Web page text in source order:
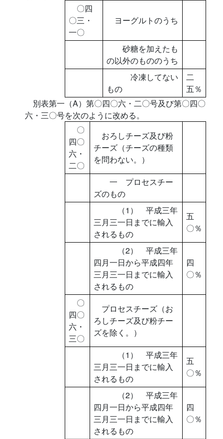
〇四
〇三・
一〇
ヨーグルトのうち
砂糖を加えたも
の以外のもののうち
冷凍してない
もの
二
五％
別表第一（A）第〇四〇六・二〇号及び第〇四〇
六・三〇号を次のように改める。
〇
四〇
六・
二〇
おろしチーズ及び粉
チーズ（チーズの種類
を問わない。）
一 プロセスチー
ズのもの
（1） 平成三年
三月三一日までに輸入
されるもの
五
〇％
（2） 平成三年
四月一日から平成四年
三月三一日までに輸入
されるもの
四
〇％
〇
四〇
六・
三〇
プロセスチーズ（お
ろしチーズ及び粉チー
ズを除く。）
（1） 平成三年
三月三一日までに輸入
されるもの
五
〇％
（2） 平成三年
四月一日から平成四年
三月三一日までに輸入
されるもの
四
〇％